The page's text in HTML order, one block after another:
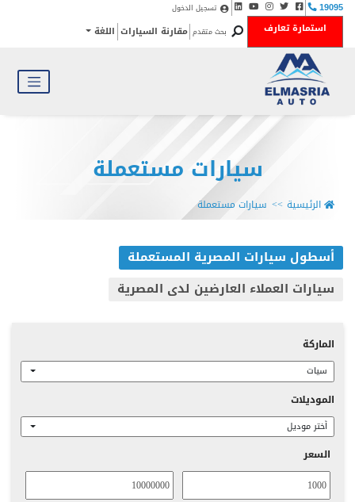
19095 تسجيل الدخول
استمارة تعارف بحث متقدم مقارنة السيارات اللغة
سيارات مستعملة
الرئيسية سيارات مستعملة
أسطول سيارات المصرية المستعملة
سيارات العملاء العارضين لدى المصرية
الماركة
سيات
الموديلات
أختر موديل
السعر